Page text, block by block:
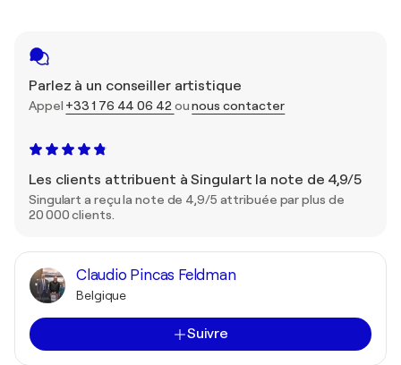
Parlez à un conseiller artistique
Appel +33 1 76 44 06 42 ounous contacter
Les clients attribuent à Singulart la note de 4,9/5
Singulart a reçu la note de 4,9/5 attribuée par plus de
20 000 clients.
Claudio Pincas Feldman
Belgique
Suivre